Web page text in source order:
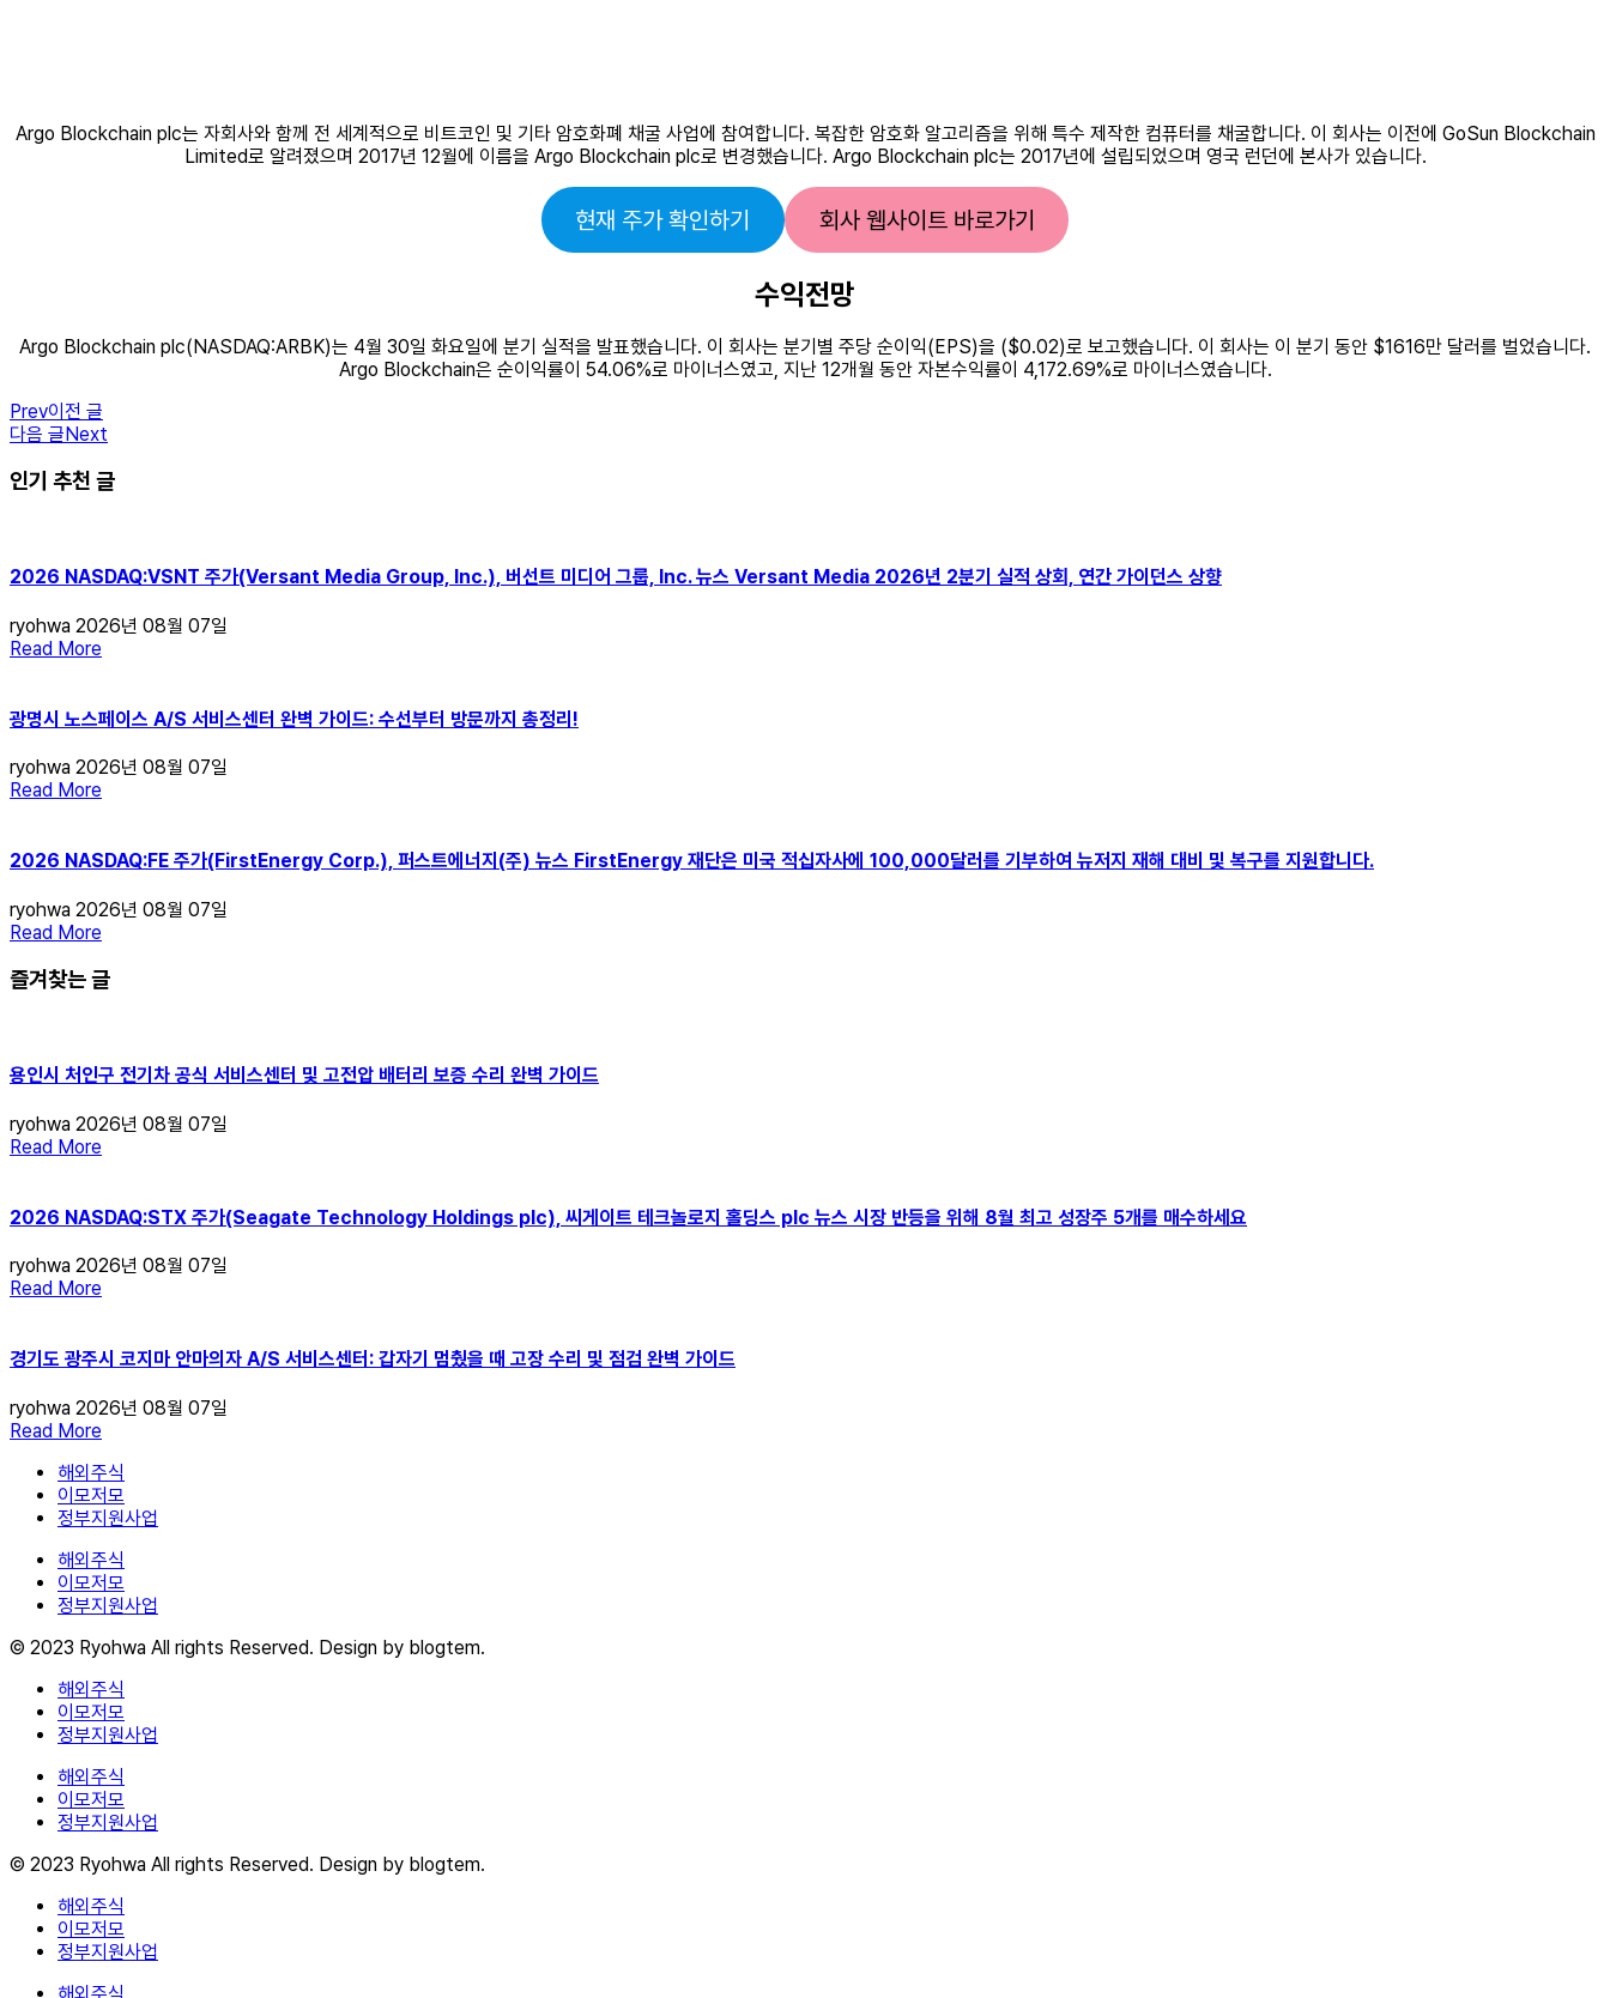
Argo Blockchain plc는 자회사와 함께 전 세계적으로 비트코인 ​​및 기타 암호화폐 채굴 사업에 참여합니다. 복잡한 암호화 알고리즘을 위해 특수 제작한 컴퓨터를 채굴합니다. 이 회사는 이전에 GoSun Blockchain
Limited로 알려졌으며 2017년 12월에 이름을 Argo Blockchain plc로 변경했습니다. Argo Blockchain plc는 2017년에 설립되었으며 영국 런던에 본사가 있습니다.
현재 주가 확인하기 회사 웹사이트 바로가기
수익전망
Argo Blockchain plc(NASDAQ:ARBK)는 4월 30일 화요일에 분기 실적을 발표했습니다. 이 회사는 분기별 주당 순이익(EPS)을 ($0.02)로 보고했습니다. 이 회사는 이 분기 동안 $1616만 달러를 벌었습니다.
Argo Blockchain은 순이익률이 54.06%로 마이너스였고, 지난 12개월 동안 자본수익률이 4,172.69%로 마이너스였습니다.
Prev이전 글
다음 글Next
인기 추천 글
2026 NASDAQ:VSNT 주가(Versant Media Group, Inc.), 버선트 미디어 그룹, Inc. 뉴스 Versant Media 2026년 2분기 실적 상회, 연간 가이던스 상향
ryohwa 2026년 08월 07일
Read More
광명시 노스페이스 A/S 서비스센터 완벽 가이드: 수선부터 방문까지 총정리!
ryohwa 2026년 08월 07일
Read More
2026 NASDAQ:FE 주가(FirstEnergy Corp.), 퍼스트에너지(주) 뉴스 FirstEnergy 재단은 미국 적십자사에 100,000달러를 기부하여 뉴저지 재해 대비 및 복구를 지원합니다.
ryohwa 2026년 08월 07일
Read More
즐겨찾는 글
용인시 처인구 전기차 공식 서비스센터 및 고전압 배터리 보증 수리 완벽 가이드
ryohwa 2026년 08월 07일
Read More
2026 NASDAQ:STX 주가(Seagate Technology Holdings plc), 씨게이트 테크놀로지 홀딩스 plc 뉴스 시장 반등을 위해 8월 최고 성장주 5개를 매수하세요
ryohwa 2026년 08월 07일
Read More
경기도 광주시 코지마 안마의자 A/S 서비스센터: 갑자기 멈췄을 때 고장 수리 및 점검 완벽 가이드
ryohwa 2026년 08월 07일
Read More
해외주식
이모저모
정부지원사업
해외주식
이모저모
정부지원사업
© 2023 Ryohwa All rights Reserved. Design by blogtem.
해외주식
이모저모
정부지원사업
해외주식
이모저모
정부지원사업
© 2023 Ryohwa All rights Reserved. Design by blogtem.
해외주식
이모저모
정부지원사업